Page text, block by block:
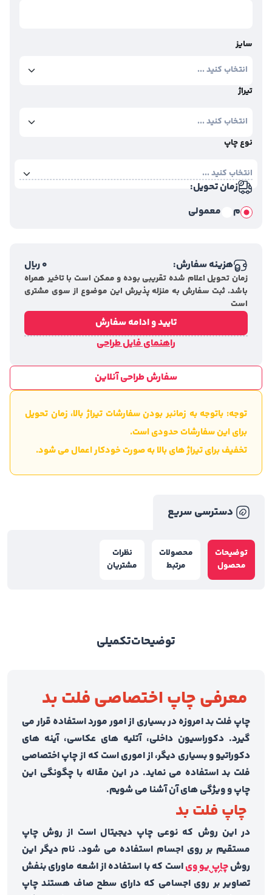
سایز
تیراژ
نوع چاپ
زمان تحویل:
م
معمولی
هزینه سفارش: 0ریال
زمان تحویل اعلام شده تقریبی بوده و ممکن است با تاخیر همراه
باشد. ثبت سفارش به منزله پذیرش این موضوع از سوی مشتری
است
تایید و ادامه سفارش
راهنمای فایل طراحی
سفارش طراحی آنلاین
توجه: باتوجه به زمانبر بودن سفارشات تیراژ بالا، زمان تحویل
برای این سفارشات حدودی است.
تخفیف برای تیراژ های بالا به صورت خودکار اعمال می شود.
دسترسی سریع
توضیحات
محصول
محصولات
مرتبط
نظرات
مشتریان
توضیحاتتکمیلی
معرفی چاپ اختصاصی فلت بد
چاپ فلت بد امروزه در بسیاری از امور مورد استفاده قرار می
گیرد. دکوراسیون داخلی، آتلیه های عکاسی، آینه های
دکوراتیو و بسیاری دیگر، از اموری است که از چاپ اختصاصی
فلت بد استفاده می نماید. در این مقاله با چگونگی این
چاپ و ویژگی های آن آشنا می شویم.
چاپ فلت بد
در این روش که نوعی چاپ دیجیتال است از روش چاپ
مستقیم بر روی اجسام استفاده می شود. نام دیگر این
روشچاپ یو ویاست که با استفاده از اشعه ماورای بنفش
تصاویر بر روی اجسامی که دارای سطح صاف هستند چاپ